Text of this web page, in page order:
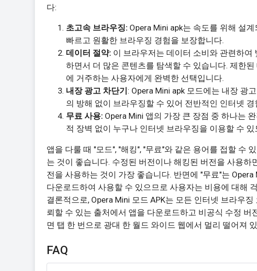
다:
초고속 브라우징: Opera Mini apk는 속도를 위해 설
빠르고 원활한 브라우징 경험을 보장합니다.
데이터 절약: 이 브라우저는 데이터 소비와 관련하
하면서 더 많은 콘텐츠를 탐색할 수 있습니다. 제한
에 거주하는 사용자에게 완벽한 선택입니다.
내장 광고 차단기 : Opera Mini apk 모드에는 내장 광
의 방해 없이 브라우징할 수 있어 전반적인 인터넷
무료 사용: Opera Mini 앱의 가장 큰 장점 중 하나는
적 장벽 없이 누구나 인터넷 브라우징을 이용할 수
앱을 다룰 때 "모드", "해킹", "무료"와 같은 용어를 접할 수
는 것이 좋습니다. 수정된 버전이나 해킹된 버전을 사용
전을 사용하는 것이 가장 좋습니다. 반면에 "무료"는
다운로드하여 사용할 수 있으므로 사용자는 비용에 대해
결론적으로, Opera Mini 모드 APK는 모든 인터넷 브라우
뢰할 수 있는 출처에서 앱을 다운로드하고 비공식 수정
면 탭 한 번으로 광대 한 월드 와이드 웹에서 멀리 떨어져
FAQ